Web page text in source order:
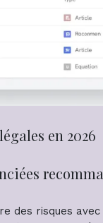
en 2026
des risques avec